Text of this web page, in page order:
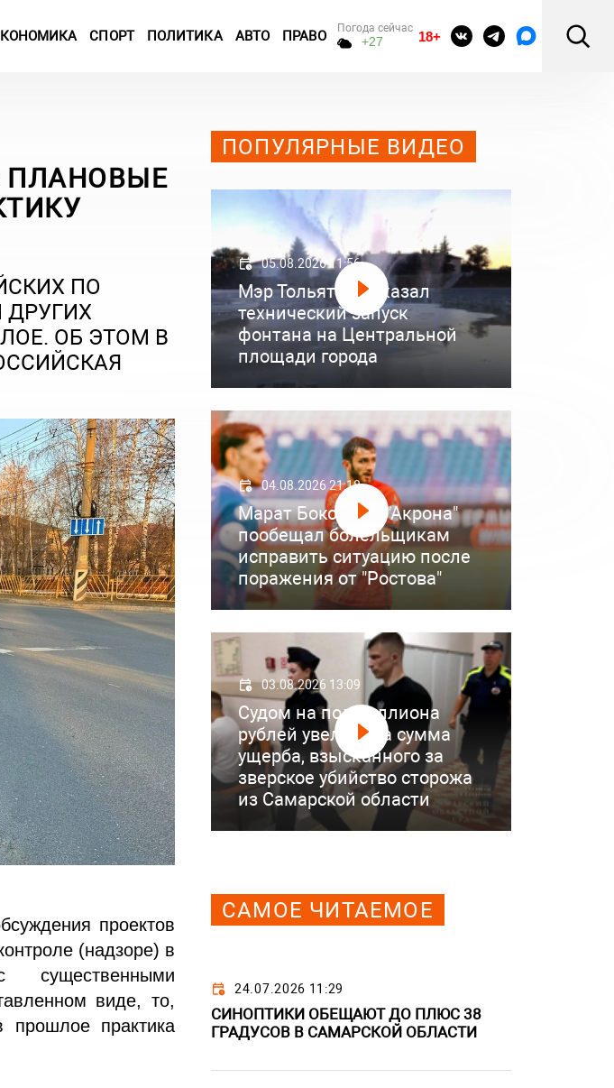
СПОРТ ПОЛИТИКА АВТО ПРАВО Погода сейчас
+27 18+
ПЛАНОВЫЕ
ПО
ДРУГИХ
ОБ ЭТОМ В
проектов
(надзоре) в
существенными
виде, то,
прошлое практика
ПОПУЛЯРНЫЕ ВИДЕО
05.08.2026 11:56
Мэр Тольятти показал
технический запуск
фонтана на Центральной
площади города
04.08.2026 21:18
Марат Бокоев из "Акрона"
пообещал болельщикам
исправить ситуацию после
поражения от "Ростова"
03.08.2026 13:09
Судом на полмиллиона
рублей увеличена сумма
ущерба, взысканного за
зверское убийство сторожа
из Самарской области
САМОЕ ЧИТАЕМОЕ
24.07.2026 11:29
СИНОПТИКИ ОБЕЩАЮТ ДО ПЛЮС 38
ГРАДУСОВ В САМАРСКОЙ ОБЛАСТИ